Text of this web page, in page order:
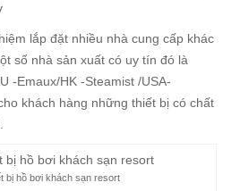
lắp đặt nhiều nhà cung cấp khác
số nhà sản xuất có uy tín đó là
-Emaux/HK -Steamist /USA-
khách hàng những thiết bị có chất
bị hồ bơi khách sạn resort